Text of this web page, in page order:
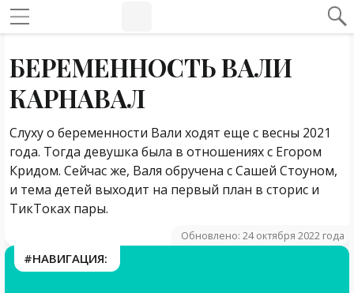
БЕРЕМЕННОСТЬ ВАЛИ
КАРНАВАЛ
Слуху о беременности Вали ходят еще с весны 2021
года. Тогда девушка была в отношениях с Егором
Кридом. Сейчас же, Валя обручена с Сашей Стоуном,
и тема детей выходит на первый план в сторис и
ТикТоках пары.
Обновлено: 24 октября 2022 года
#НАВИГАЦИЯ: